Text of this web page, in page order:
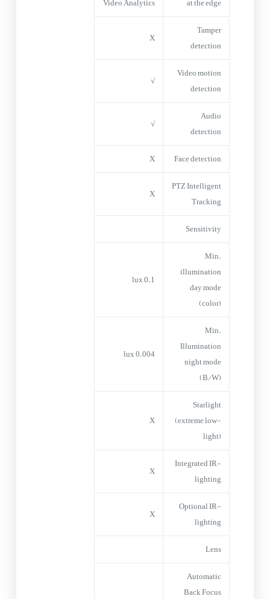
Tamper
detection
X
Video motion
detection
√
Audio
detection
√
Face detection
X
PTZ Intelligent
Tracking
X
Sensitivity
Min.
illumination
day mode
(color)
0.1 lux
Min.
Illumination
night mode
(B/W)
0.004 lux
Starlight
(extreme low-
light)
X
Integrated IR-
lighting
X
Optional IR-
lighting
X
Lens
Automatic
Back Focus